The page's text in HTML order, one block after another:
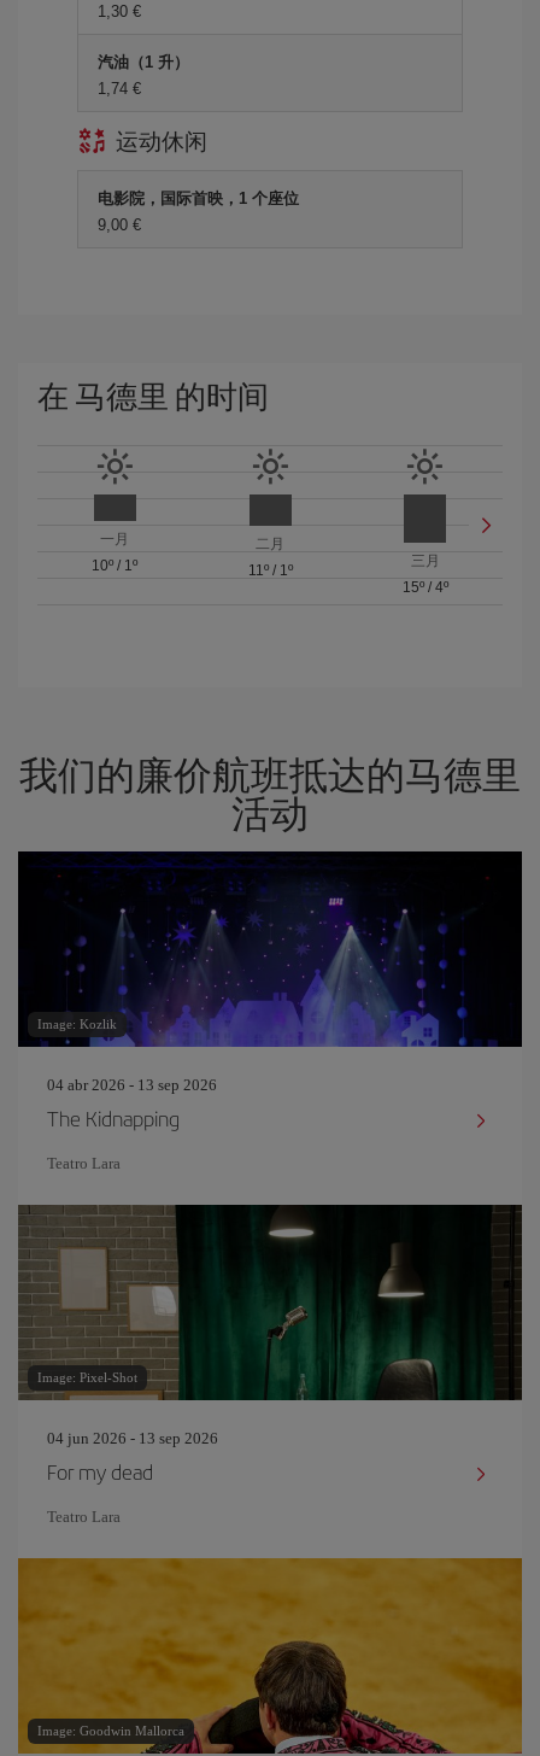
1,30 €
汽油（1 升）
1,74 €
运动休闲
电影院，国际首映，1 个座位
9,00 €
在 马德里 的时间
一月
10º / 1º
二月
11º/ 1º
三月
15º/ 4º
我们的廉价航班抵达的马德里
活动
Image: Kozlik
04 abr 2026 - 13 sep 2026
The Kidnapping
Teatro Lara
Image: Pixel-Shot
04 jun 2026 - 13 sep 2026
For my dead
Teatro Lara
Image: Goodwin Mallorca